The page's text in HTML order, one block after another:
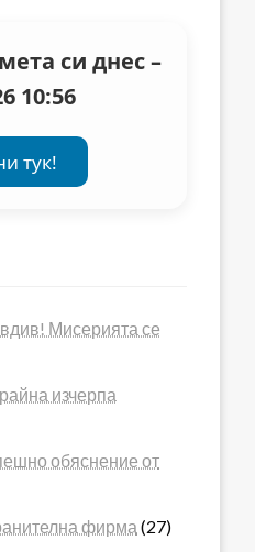
си днес –
10:56
тук!
Мисерията се
изчерпа
обяснение от
фирма (27)